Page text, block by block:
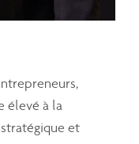
élevé à la
et